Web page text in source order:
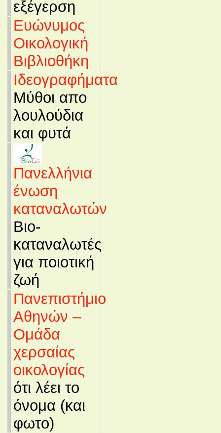
εξέγερση
Ευώνυμος
Οικολογική
Βιβλιοθήκη
Ιδεογραφήματα
Μύθοι απο
λουλούδια
και φυτά
Πανελλήνια
ένωση
καταναλωτών
Βιο-
καταναλωτές
για ποιοτική
ζωή
Πανεπιστήμιο
Αθηνών –
Ομάδα
χερσαίας
οικολογίας
ότι λέει το
όνομα (και
φωτο)